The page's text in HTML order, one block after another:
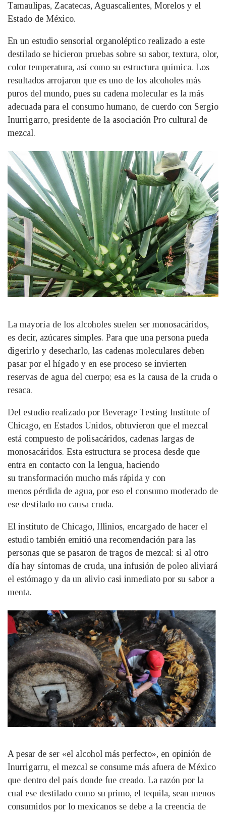
Tamaulipas, Zacatecas, Aguascalientes, Morelos y el
Estado de México.
En un estudio sensorial organoléptico realizado a este
destilado se hicieron pruebas sobre su sabor, textura, olor,
color temperatura, así como su estructura química. Los
resultados arrojaron que es uno de los alcoholes más
puros del mundo, pues su cadena molecular es la más
adecuada para el consumo humano, de cuerdo con Sergio
Inurrigarro, presidente de la asociación Pro cultural de
mezcal.
La mayoría de los alcoholes suelen ser monosacáridos,
es decir, azúcares simples. Para que una persona pueda
digerirlo y desecharlo, las cadenas moleculares deben
pasar por el hígado y en ese proceso se invierten
reservas de agua del cuerpo; esa es la causa de la cruda o
resaca.
Del estudio realizado por Beverage Testing Institute of
Chicago, en Estados Unidos, obtuvieron que el mezcal
está compuesto de polisacáridos, cadenas largas de
monosacáridos. Esta estructura se procesa desde que
entra en contacto con la lengua, haciendo
su transformación mucho más rápida y con
menos pérdida de agua, por eso el consumo moderado de
ese destilado no causa cruda.
El instituto de Chicago, Illinios, encargado de hacer el
estudio también emitió una recomendación para las
personas que se pasaron de tragos de mezcal: si al otro
día hay síntomas de cruda, una infusión de poleo aliviará
el estómago y da un alivio casi inmediato por su sabor a
menta.
A pesar de ser «el alcohol más perfecto», en opinión de
Inurrigarru, el mezcal se consume más afuera de México
que dentro del país donde fue creado. La razón por la
cual ese destilado como su primo, el tequila, sean menos
consumidos por lo mexicanos se debe a la creencia de